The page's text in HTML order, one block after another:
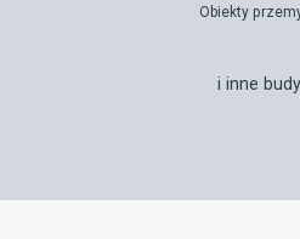
Obiekty
i inne